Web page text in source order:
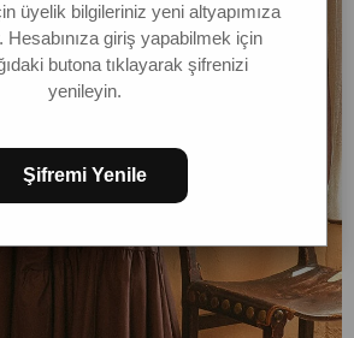
üyelik bilgileriniz yeni altyapımıza
Hesabınıza giriş yapabilmek için
butona tıklayarak şifrenizi
yenileyin.
Şifremi Yenile